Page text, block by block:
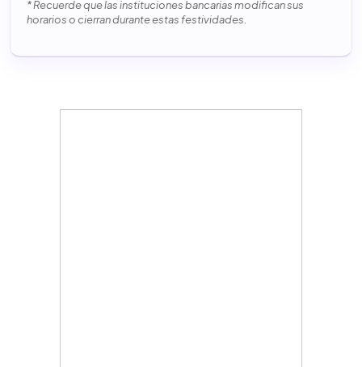
* Recuerde que las instituciones bancarias modifican sus
horarios o cierran durante estas festividades.